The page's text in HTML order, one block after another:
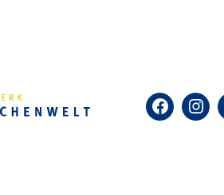
Facebook
– Wechselwirkungen,
– Experimente zu kosmischen